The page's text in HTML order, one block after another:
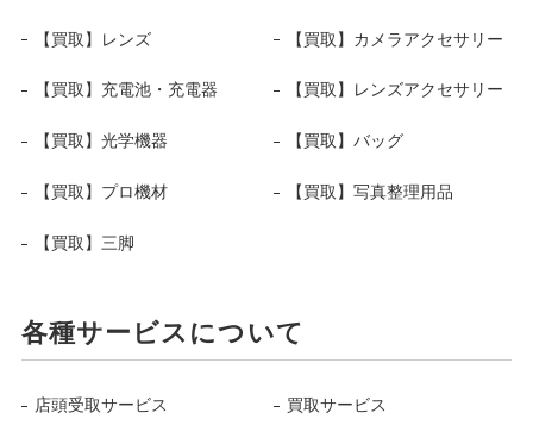
【買取】レンズ 【買取】カメラアクセサリー
【買取】充電池・充電器 【買取】レンズアクセサリー
【買取】光学機器 【買取】バッグ
【買取】プロ機材 【買取】写真整理用品
【買取】三脚
各種サービスについて
店頭受取サービス 買取サービス